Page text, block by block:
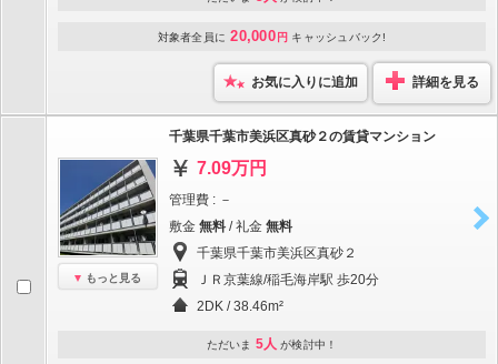
対象者全員に 20,000 円 キャッシュバック!
お気に入りに追加 詳細を見る
もっと見る
千葉県千葉市美浜区真砂２の賃貸マンション
7.09万円
管理費 : －
敷金 無料 / 礼金 無料
千葉県千葉市美浜区真砂２
ＪＲ京葉線/稲毛海岸駅 歩20分
2DK / 38.46m²
ただいま 5人 が検討中！